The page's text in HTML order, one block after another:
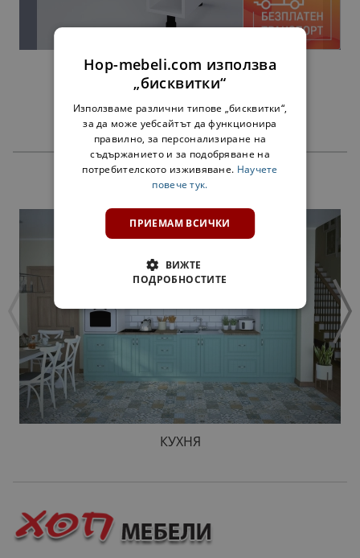
ДОЛНА ЕТАЖЕРКА МИЛАНА Н20П БЯЛА
34,00 € 66,50 лв.
ПРОДУКТИ
КУХНЯ
Hop-mebeli.com използва
„бисквитки“
Използваме различни типове „бисквитки“,
за да може уебсайтът да функционира
правилно, за персонализиране на
съдържанието и за подобряване на
потребителското изживяване. Научете
повече тук.
ПРИЕМАМ ВСИЧКИ
ВИЖТЕ
ПОДРОБНОСТИТЕ